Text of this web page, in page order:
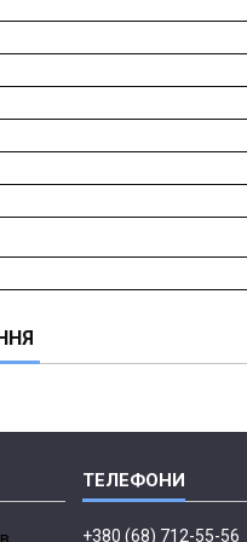
+380 (68) 712-55-56